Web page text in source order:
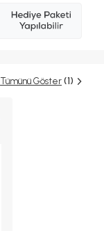
Tümünü Göster (1)